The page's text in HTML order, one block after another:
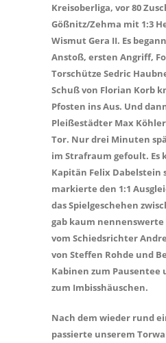
Kreisoberliga, vor 80
Gößnitz/Zehma mit 1:3
Wismut Gera II. Es
Anstoß, ersten Angriff,
Torschütze Sedric
Schuß von Florian Korb
Pfosten ins Aus. Und
Pleißestädter Max
Tor. Nur drei Minuten
im Strafraum gefoult. Es
Kapitän Felix
markierte den 1:1
das Spielgeschehen
gab kaum
vom Schiedsrichter
von Steffen Rohde und
Kabinen zum Pausentee
zum Imbisshäuschen.
Nach dem wieder rund
passierte unserem